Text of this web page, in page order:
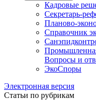
Кадровые
Секретарь-
Планово-
Справочник
Промышленная
Вопросы и
ЭкоСпоры
Электронная версия
Статьи по рубрикам